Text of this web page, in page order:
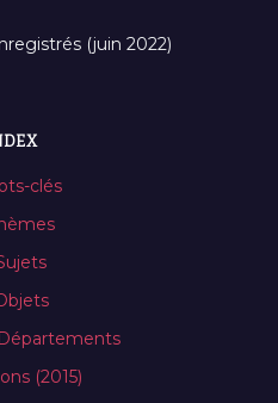
(juin 2022)
clés
(2015)